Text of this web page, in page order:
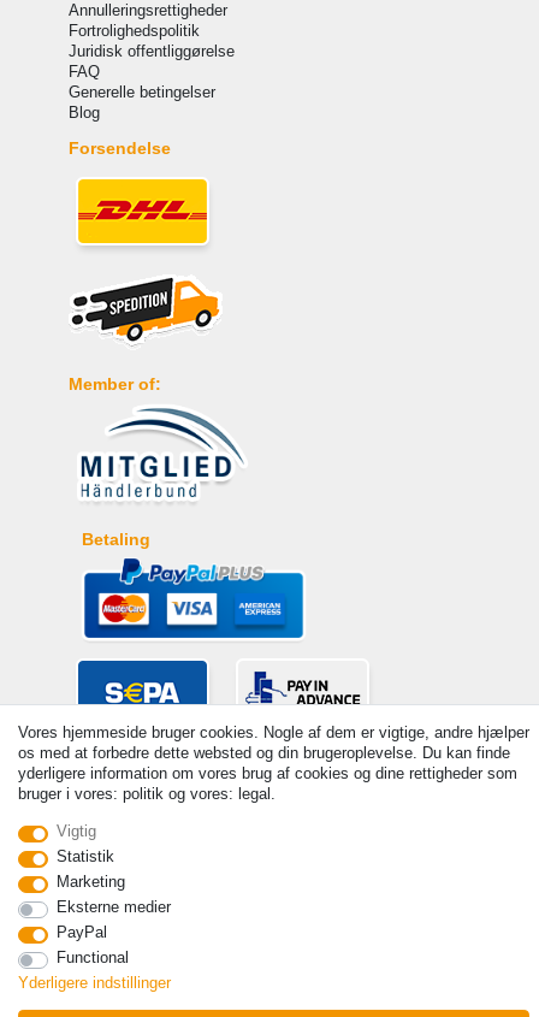
Annulleringsrettigheder
Fortrolighedspolitik
Juridisk offentliggørelse
FAQ
Generelle betingelser
Blog
Forsendelse
Member of:
Betaling
VAT Basic prices see article detail | * Applies to deliveries to the UK!
Withdraw from contract here
Vores hjemmeside bruger cookies. Nogle af dem er vigtige, andre hjælper
os med at forbedre dette websted og din brugeroplevelse. Du kan finde
yderligere information om vores brug af cookies og dine rettigheder som
bruger i vores: politik og vores: legal.
Vigtig
Statistik
Marketing
Eksterne medier
PayPal
Functional
Yderligere indstillinger